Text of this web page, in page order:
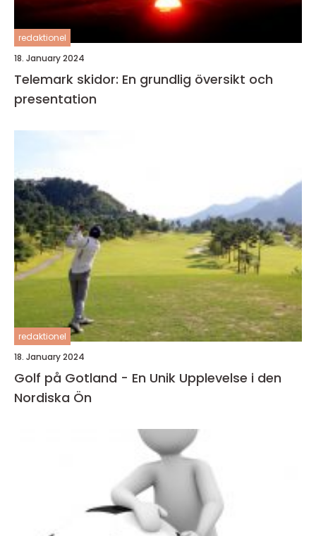
redaktionel
18. January 2024
Telemark skidor: En grundlig översikt och
presentation
redaktionel
18. January 2024
Golf på Gotland - En Unik Upplevelse i den
Nordiska Ön